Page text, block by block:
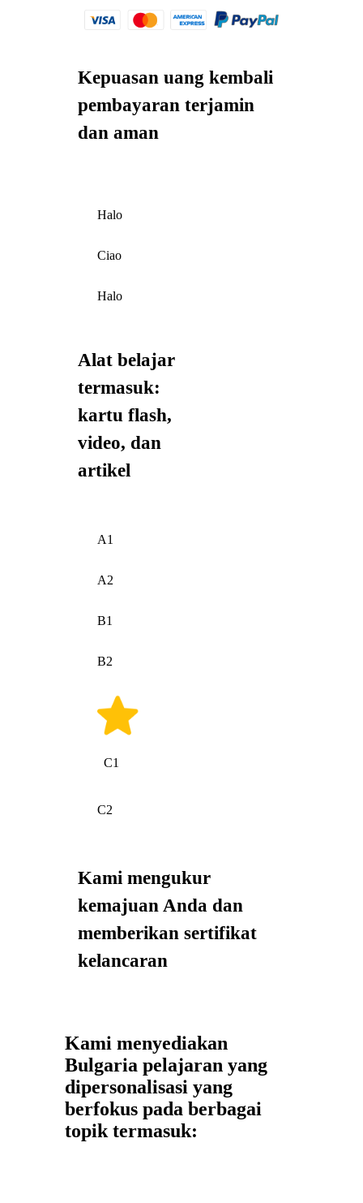
Kepuasan uang kembali
pembayaran terjamin
dan aman
Halo
Ciao
Halo
Alat belajar
termasuk:
kartu flash,
video, dan
artikel
A1
A2
B1
B2
C1
C2
Kami mengukur
kemajuan Anda dan
memberikan sertifikat
kelancaran
Kami menyediakan
Bulgaria pelajaran yang
dipersonalisasi yang
berfokus pada berbagai
topik termasuk: